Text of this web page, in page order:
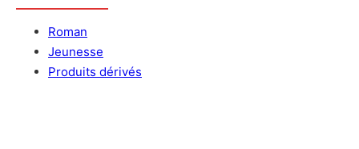
Roman
Jeunesse
Produits dérivés